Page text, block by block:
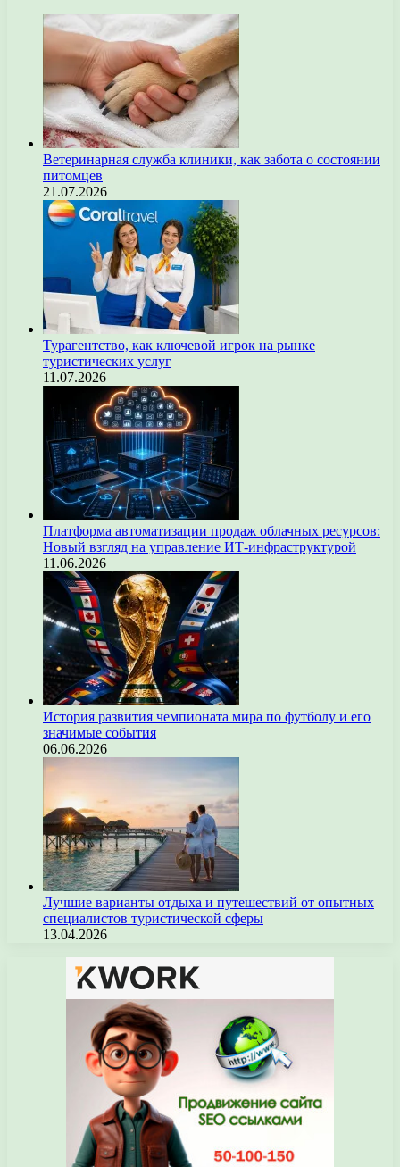
Ветеринарная служба клиники, как забота о состоянии
питомцев
21.07.2026
Турагентство, как ключевой игрок на рынке
туристических услуг
11.07.2026
Платформа автоматизации продаж облачных ресурсов:
Новый взгляд на управление ИТ-инфраструктурой
11.06.2026
История развития чемпионата мира по футболу и его
значимые события
06.06.2026
Лучшие варианты отдыха и путешествий от опытных
специалистов туристической сферы
13.04.2026